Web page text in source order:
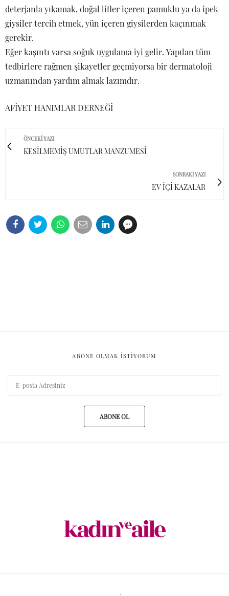
deterjanla yıkamak, doğal lifler içeren pamuklu ya da ipek
giysiler tercih etmek, yün içeren giysilerden kaçınmak
gerekir.
Eğer kaşıntı varsa soğuk uygulama iyi gelir. Yapılan tüm
tedbirlere rağmen şikayetler geçmiyorsa bir dermatoloji
uzmanından yardım almak lazımdır.
AFİYET HANIMLAR DERNEĞİ
ÖNCEKI YAZI
KESİLMEMİŞ UMUTLAR MANZUMESİ
SONRAKI YAZI
EV İÇİ KAZALAR
ABONE OLMAK ISTIYORUM
ABONE OL